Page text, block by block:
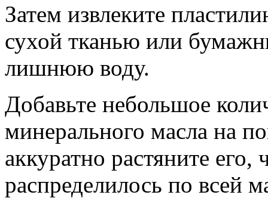
Затем извлеките
сухой тканью или
лишнюю воду.
Добавьте небольшое
минерального масла на
аккуратно растяните
распределилось по всей